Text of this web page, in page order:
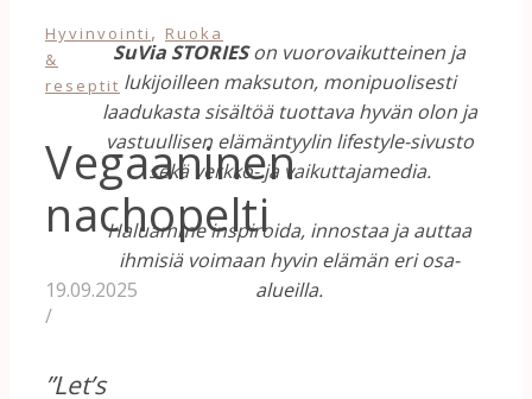
Hyvinvointi , Ruoka
&
reseptit
Vegaaninen
nachopelti
19.09.2025
/
”Let’s
SuVia STORIESon vuorovaikutteinen ja
lukijoilleen maksuton, monipuolisesti
laadukasta sisältöä tuottava hyvän olon ja
vastuullisen elämäntyylin lifestyle-sivusto
sekä verkko- ja vaikuttajamedia.
Haluamme inspiroida, innostaa ja auttaa
ihmisiä voimaan hyvin elämän eri osa-
alueilla.